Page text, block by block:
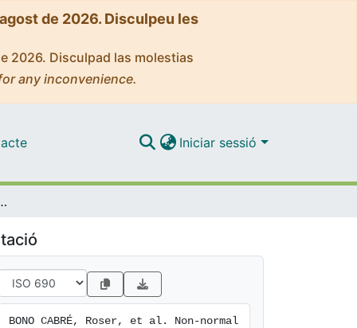
de 2026. Disculpeu les
2026. Disculpad las molestias
any inconvenience.
Iniciar sessió
and Social Sciences: A Systematic Review
BONO CABRÉ, Roser, et al. Non-normal